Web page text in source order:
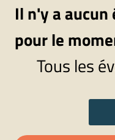
Il n'y a
pour le
Tous les